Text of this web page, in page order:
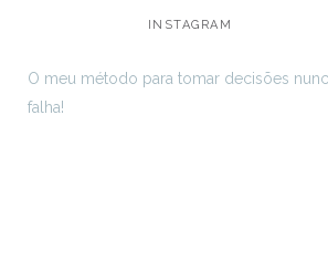
INSTAGRAM
O meu método para tomar decisões
falha!